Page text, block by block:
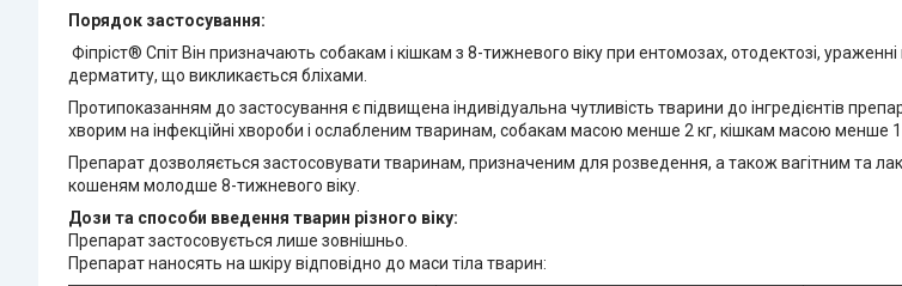
Порядок застосування:
Фіпріст® Спіт Він призначають собакам і кішкам з 8-тижневого віку при ентомозах, отодектозі,
дерматиту, що викликається бліхами.
Протипоказанням до застосування є підвищена індивідуальна чутливість тварини до інгредієнтів
хворим на інфекційні хвороби і ослабленим тваринам, собакам масою менше 2 кг, кішкам масою менше 1
Препарат дозволяється застосовувати тваринам, призначеним для розведення, а також вагітним та
кошеням молодше 8-тижневого віку.
Дози та способи введення тварин різного віку:
Препарат застосовується лише зовнішньо.
Препарат наносять на шкіру відповідно до маси тіла тварин: